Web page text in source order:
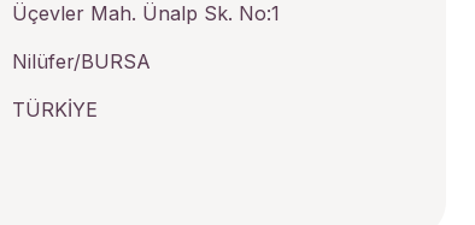
Üçevler Mah. Ünalp Sk. No:1
Nilüfer/BURSA
TÜRKİYE